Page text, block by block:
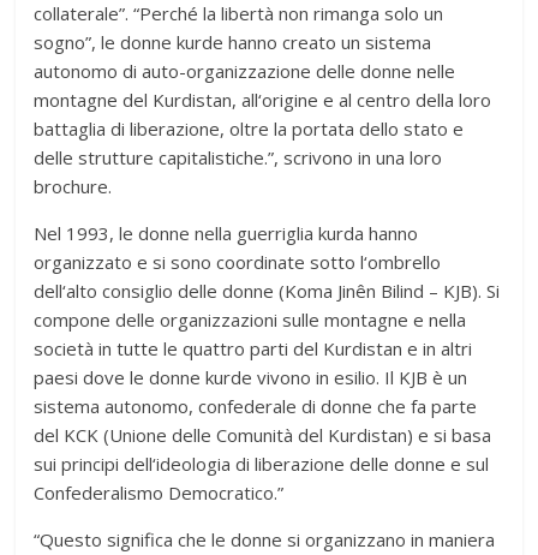
collaterale”. “Perché la libertà non rimanga solo un
sogno”, le donne kurde hanno creato un sistema
autonomo di auto-organizzazione delle donne nelle
montagne del Kurdistan, all‘origine e al centro della loro
battaglia di liberazione, oltre la portata dello stato e
delle strutture capitalistiche.”, scrivono in una loro
brochure.
Nel 1993, le donne nella guerriglia kurda hanno
organizzato e si sono coordinate sotto l‘ombrello
dell‘alto consiglio delle donne (Koma Jinên Bilind – KJB). Si
compone delle organizzazioni sulle montagne e nella
società in tutte le quattro parti del Kurdistan e in altri
paesi dove le donne kurde vivono in esilio. Il KJB è un
sistema autonomo, confederale di donne che fa parte
del KCK (Unione delle Comunità del Kurdistan) e si basa
sui principi dell‘ideologia di liberazione delle donne e sul
Confederalismo Democratico.”
“Questo significa che le donne si organizzano in maniera